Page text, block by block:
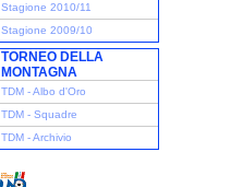
Stagione 2010/11
Stagione 2009/10
TORNEO DELLA
MONTAGNA
TDM - Albo d'Oro
TDM - Squadre
TDM - Archivio